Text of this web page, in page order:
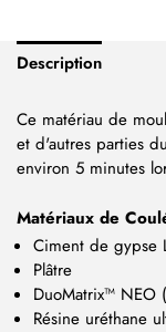
Description
Ce matériau de
et d'autres parties
environ 5 minutes
Matériaux de
Ciment de gypse
Plâtre
DuoMatrix™ NEO
Résine uréthane